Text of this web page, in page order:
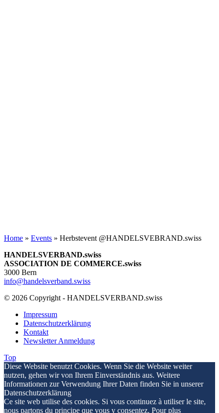
Home » Events » Herbstevent @HANDELSVEBRAND.swiss
HANDELSVERBAND.swiss
ASSOCIATION DE COMMERCE.swiss
3000 Bern
info@handelsverband.swiss
© 2026 Copyright - HANDELSVERBAND.swiss
Impressum
Datenschutzerklärung
Kontakt
Newsletter Anmeldung
Top
Diese Website benutzt Cookies. Wenn Sie die Website weiter
nutzen, gehen wir von Ihrem Einverständnis aus. Weitere
Informationen zur Verwendung Ihrer Daten finden Sie in unserer
Datenschutzerklärung
Ce site web utilise des cookies. Si vous continuez à utiliser le site,
nous partons du principe que vous y consentez. Pour plus